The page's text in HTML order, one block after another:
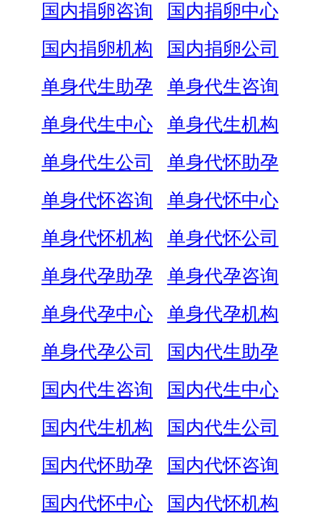
国内捐卵咨询
国内捐卵中心
国内捐卵机构
国内捐卵公司
单身代生助孕
单身代生咨询
单身代生中心
单身代生机构
单身代生公司
单身代怀助孕
单身代怀咨询
单身代怀中心
单身代怀机构
单身代怀公司
单身代孕助孕
单身代孕咨询
单身代孕中心
单身代孕机构
单身代孕公司
国内代生助孕
国内代生咨询
国内代生中心
国内代生机构
国内代生公司
国内代怀助孕
国内代怀咨询
国内代怀中心
国内代怀机构